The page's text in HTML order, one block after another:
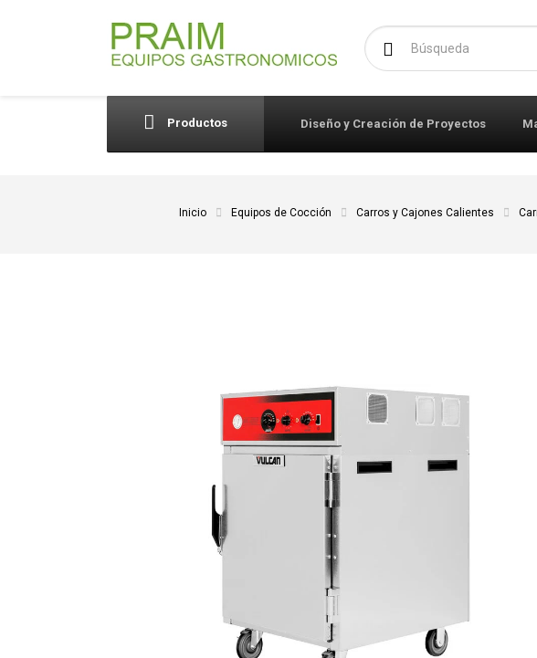
Buscar:
Productos Diseño y Creación de Proyectos
Inicio Equipos de Cocción Carros y Cajones Calientes